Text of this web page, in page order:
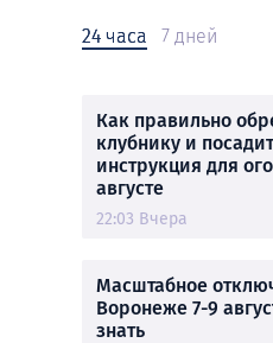
24 часа 7 дней
Как правильно
клубнику и
инструкция для
августе
22:03 Вчера
Масштабное
Воронеже 7-9
знать